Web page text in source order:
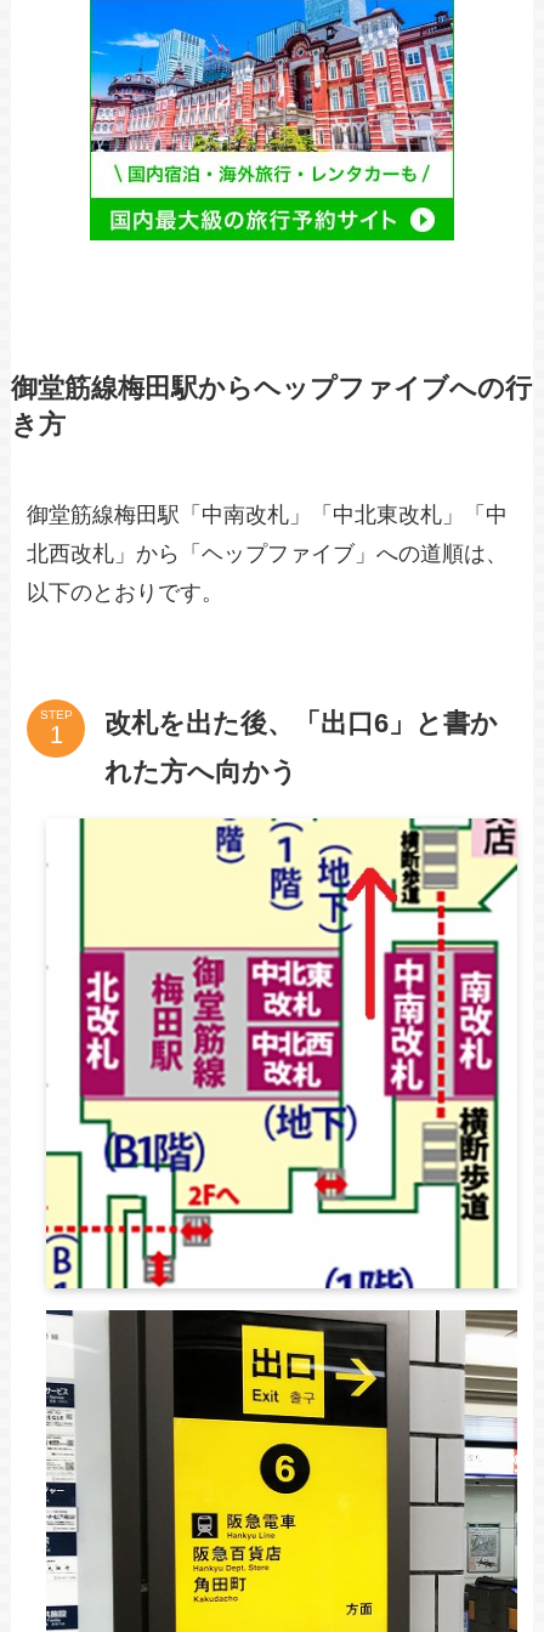
御堂筋線梅田駅からヘップファイブへの行
き方
御堂筋線梅田駅「中南改札」「中北東改札」「中
北西改札」から「ヘップファイブ」への道順は、
以下のとおりです。
STEP
改札を出た後、「出口6」と書か
れた方へ向かう